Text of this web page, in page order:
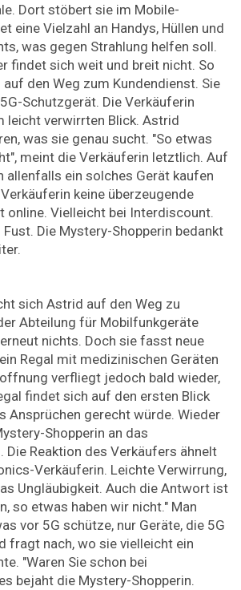
Dort stöbert sie im Mobile-
eine Vielzahl an Handys, Hüllen und
was gegen Strahlung helfen soll.
findet sich weit und breit nicht. So
den Weg zum Kundendienst. Sie
Schutzgerät. Die Verkäuferin
leicht verwirrten Blick. Astrid
was sie genau sucht. "So etwas
meint die Verkäuferin letztlich. Auf
allenfalls ein solches Gerät kaufen
keine überzeugende
online. Vielleicht bei Interdiscount.
Die Mystery-Shopperin bedankt
sich Astrid auf den Weg zu
Abteilung für Mobilfunkgeräte
nichts. Doch sie fasst neue
Regal mit medizinischen Geräten
verfliegt jedoch bald wieder,
findet sich auf den ersten Blick
Ansprüchen gerecht würde. Wieder
Shopperin an das
Die Reaktion des Verkäufers ähnelt
Verkäuferin. Leichte Verwirrung,
Ungläubigkeit. Auch die Antwort ist
so etwas haben wir nicht." Man
vor 5G schütze, nur Geräte, die 5G
fragt nach, wo sie vielleicht ein
"Waren Sie schon bei
bejaht die Mystery-Shopperin.